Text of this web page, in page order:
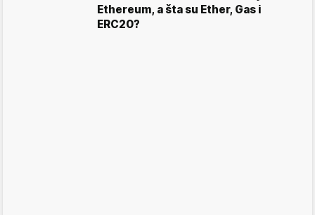
Ethereum, a šta su Ether, Gas i
ERC20?